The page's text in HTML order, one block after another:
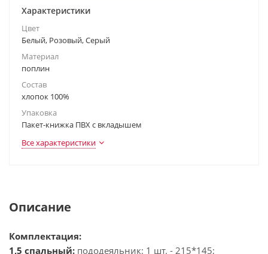
Характеристики
Цвет
Белый, Розовый, Серый
Материал
поплин
Состав
хлопок 100%
Упаковка
Пакет-книжка ПВХ с вкладышем
Все характеристики
Описание
Комплектация:
1,5 спальный: пододеяльник: 1 шт. - 215*145;